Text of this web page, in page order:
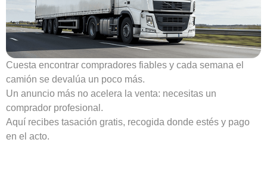
Cuesta encontrar compradores fiables y cada semana el
camión se devalúa un poco más.
Un anuncio más no acelera la venta: necesitas un
comprador profesional.
Aquí recibes tasación gratis, recogida donde estés y pago
en el acto.